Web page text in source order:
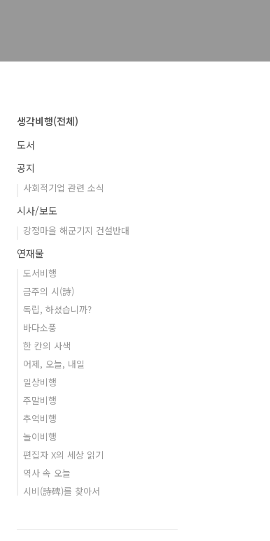
생각비행(전체)
도서
공지
사회적기업 관련 소식
시사/보도
강정마을 해군기지 건설반대
연재물
도서비행
금주의 시(詩)
독립, 하셨습니까?
바다소풍
한 칸의 사색
어제, 오늘, 내일
일상비행
주말비행
추억비행
놀이비행
편집자 X의 세상 읽기
역사 속 오늘
시비(詩碑)를 찾아서